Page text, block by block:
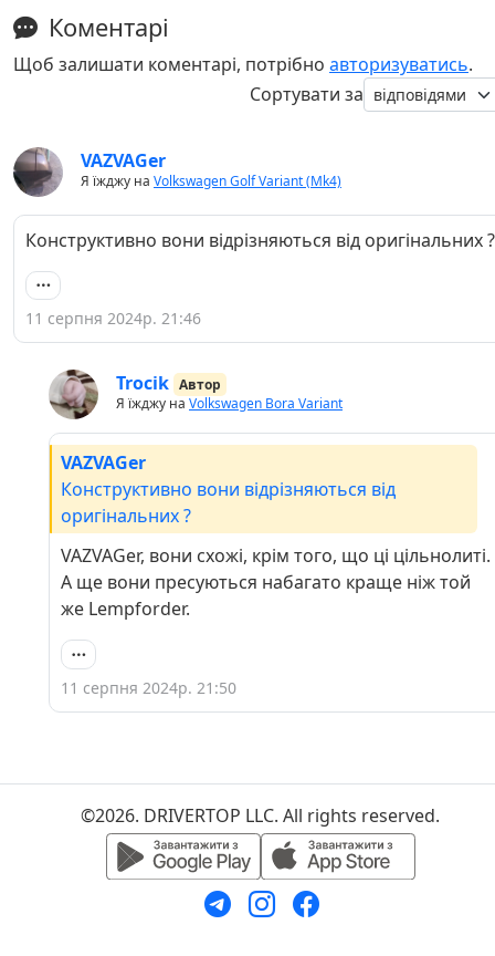
Коментарі
Щоб залишати коментарі, потрібно авторизуватись.
Сортувати за
VAZVAGer
Я їжджу на Volkswagen Golf Variant (Mk4)
Конструктивно вони відрізняються від оригінальних ?
11 серпня 2024р. 21:46
Trocik Автор
Я їжджу на Volkswagen Bora Variant
VAZVAGer
Конструктивно вони відрізняються від
оригінальних ?
VAZVAGer, вони схожі, крім того, що ці цільнолиті.
А ще вони пресуються набагато краще ніж той
же Lempforder.
11 серпня 2024р. 21:50
©2026. DRIVERTOP LLC. All rights reserved.